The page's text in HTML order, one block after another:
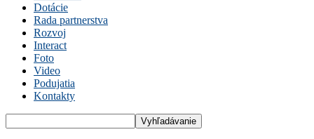
Dotácie
Rada partnerstva
Rozvoj
Interact
Foto
Video
Podujatia
Kontakty